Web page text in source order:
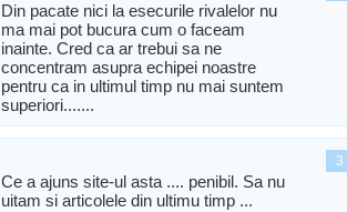
Din pacate nici la esecurile rivalelor nu
ma mai pot bucura cum o faceam
inainte. Cred ca ar trebui sa ne
concentram asupra echipei noastre
pentru ca in ultimul timp nu mai suntem
superiori.......
3
Ce a ajuns site-ul asta .... penibil. Sa nu
uitam si articolele din ultimu timp ...